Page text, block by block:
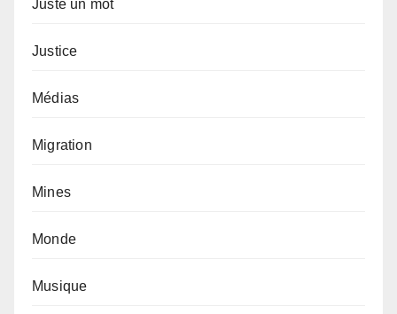
Juste un mot
Justice
Médias
Migration
Mines
Monde
Musique